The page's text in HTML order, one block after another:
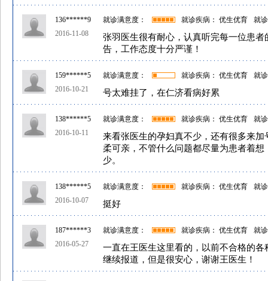
136******9
2016-11-08
就诊满意度： 就诊疾病： 优生优育 就
张羽医生很有耐心，认真听完每一位患
告，工作态度十分严谨！
159******5
2016-10-21
就诊满意度： 就诊疾病： 优生优育 就
号太难挂了，在仁济看病好累
138******5
2016-10-11
就诊满意度： 就诊疾病： 优生优育 就
来看张医生的孕妇真不少，还有很多来
柔可亲，不管什么问题都尽量为患者着
少。
138******5
2016-10-07
就诊满意度： 就诊疾病： 优生优育 就
挺好
187******3
2016-05-27
就诊满意度： 就诊疾病： 优生优育 就
一直在王医生这里看的，以前不合格的
继续报道，但是很安心，谢谢王医生！